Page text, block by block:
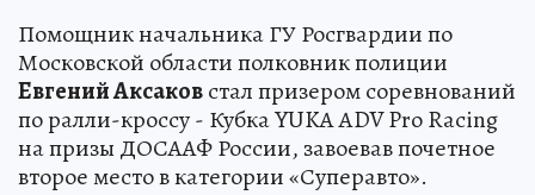
Помощник начальника ГУ Росгвардии по
Московской области полковник полиции
Евгений Аксаковстал призером соревнований
по ралли-кроссу - Кубка YUKA ADV Pro Racing
на призы ДОСААФ России, завоевав почетное
второе место в категории «Суперавто».